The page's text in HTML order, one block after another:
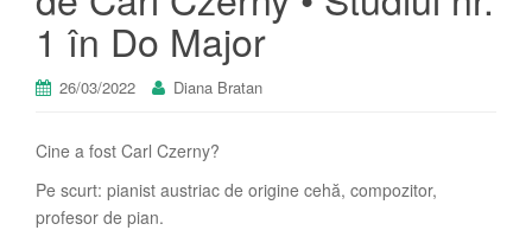
1 în Do Major
26/03/2022 Diana Bratan
Cine a fost Carl Czerny?
Pe scurt: pianist austriac de origine cehă, compozitor,
profesor de pian.